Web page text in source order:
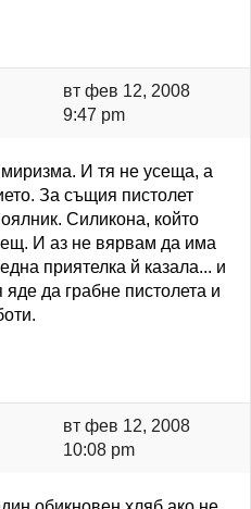
вт фев 12, 2008
9:47 pm
И тя не усеща, а
За същия пистолет
Силикона, който
И аз не вярвам да има
приятелка й казала... и
да грабне пистолета и
вт фев 12, 2008
10:08 pm